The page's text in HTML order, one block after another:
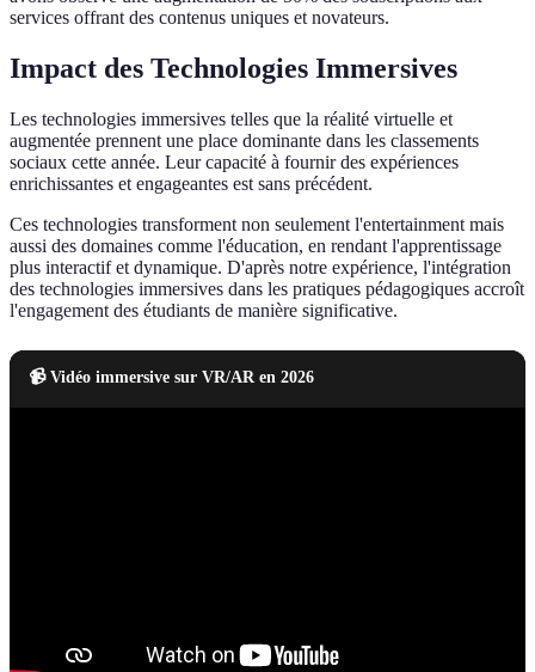
services offrant des contenus uniques et novateurs.
Impact des Technologies Immersives
Les technologies immersives telles que la réalité virtuelle et
augmentée prennent une place dominante dans les classements
sociaux cette année. Leur capacité à fournir des expériences
enrichissantes et engageantes est sans précédent.
Ces technologies transforment non seulement l'entertainment mais
aussi des domaines comme l'éducation, en rendant l'apprentissage
plus interactif et dynamique. D'après notre expérience, l'intégration
des technologies immersives dans les pratiques pédagogiques accroît
l'engagement des étudiants de manière significative.
📹 Vidéo immersive sur VR/AR en 2026